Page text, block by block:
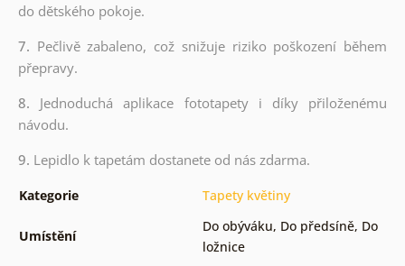
do dětského pokoje.
7. Pečlivě zabaleno, což snižuje riziko poškození během
přepravy.
8. Jednoduchá aplikace fototapety i díky přiloženému
návodu.
9. Lepidlo k tapetám dostanete od nás zdarma.
Kategorie Tapety květiny
Umístění
Do obýváku, Do předsíně, Do
ložnice